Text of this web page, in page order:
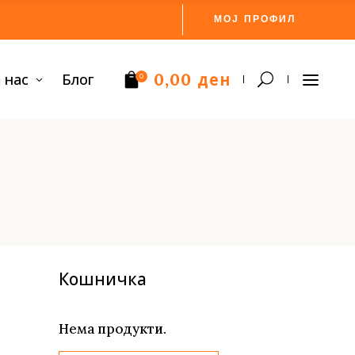
МОЈ ПРОФИЛ
нас Блог 0 0,00 ден
Кошничка
Нема продукти.